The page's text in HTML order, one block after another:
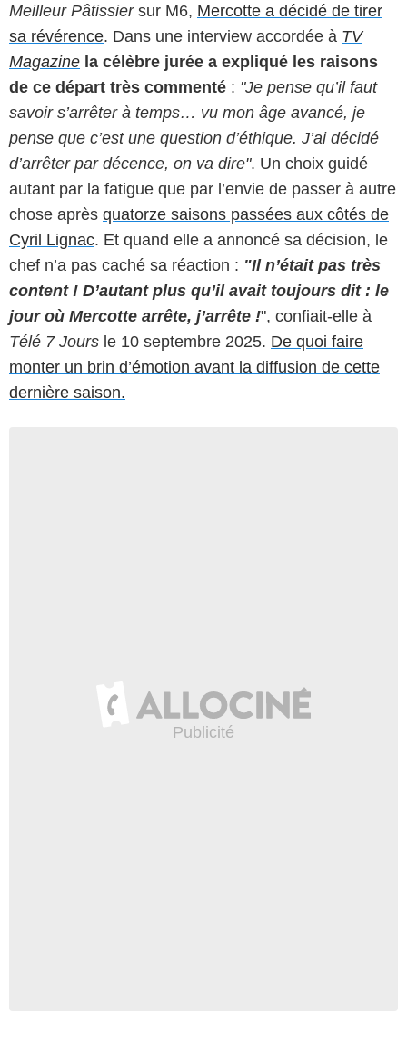
Meilleur Pâtissiersur M6, Mercotte a décidé de tirer
sa révérence. Dans une interview accordée à TV
Magazine la célèbre jurée a expliqué les raisons
de ce départ très commenté : "Je pense qu’il faut
savoir s’arrêter à temps… vu mon âge avancé, je
pense que c’est une question d’éthique. J’ai décidé
d’arrêter par décence, on va dire". Un choix guidé
autant par la fatigue que par l’envie de passer à autre
chose après quatorze saisons passées aux côtés de
Cyril Lignac. Et quand elle a annoncé sa décision, le
chef n’a pas caché sa réaction : "Il n’était pas très
content ! D’autant plus qu’il avait toujours dit : le
jour où Mercotte arrête, j’arrête !", confiait-elle à
Télé 7 Jours le 10 septembre 2025. De quoi faire
monter un brin d’émotion avant la diffusion de cette
dernière saison.